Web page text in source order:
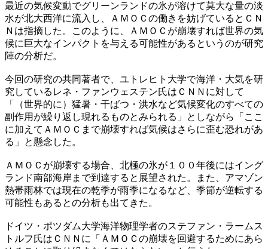
最近の気候変動でグリーンランドの氷が溶けて莫大な量の淡
水が北大西洋に流入し、ＡＭＯＣの働きを妨げているとＣＮ
Ｎは指摘した。このように、ＡＭＯＣが崩壊すれば世界の気
候に巨大なインパクトを与える可能性があるというのが研究
陣の分析だ。
今回の研究の共同著者で、ユトレヒト大学で海洋・大気を研
究しているレネ・ファンウェステン氏はＣＮＮに対して
「（世界的に）猛暑・干ばつ・洪水など気候変化のすべての
副作用が繰り返し現れるものとみられる」としながら「ここ
に加えてＡＭＯＣまで崩壊すれば気候はさらに歪む恐れがあ
る」と懸念した。
ＡＭＯＣが崩壊する場合、北極の氷が１００年後にはイング
ランド南部海岸まで到達すると展望された。また、アマゾン
熱帯雨林では現在の乾季が雨季になるなど、季節が逆転する
可能性もあるとの分析も出てきた。
ドイツ・ポツダム大学海洋物理学者のステファン・ラームス
トルフ氏はＣＮＮに「ＡＭＯＣの崩壊を回避するためにあら